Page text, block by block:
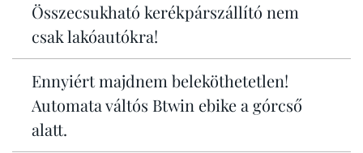
Összecsukható kerékpárszállító nem
csak lakóautókra!
Ennyiért majdnem beleköthetetlen!
Automata váltós Btwin ebike a górcső
alatt.